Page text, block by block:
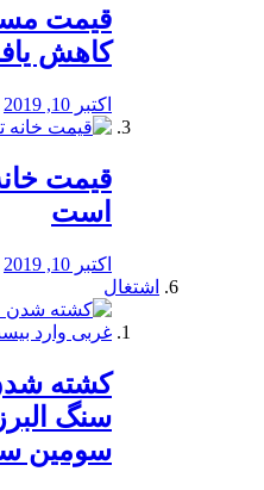
کاهش
اکتبر 10, 2019
قیمت
است
اکتبر 10, 2019
اشتغال
سنگ
سومین